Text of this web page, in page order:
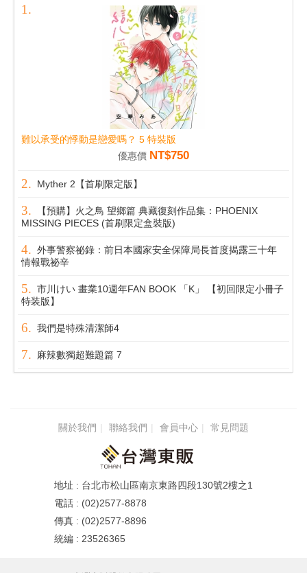
難以承受的悸動是戀愛嗎？ 5 特裝版
優惠價 NT$750
Myther 2【首刷限定版】
【預購】火之鳥 望鄉篇 典藏復刻作品集：PHOENIX
MISSING PIECES (首刷限定盒裝版)
外事警察祕錄：前日本國家安全保障局長首度揭露三十年
情報戰祕辛
市川けい 畫業10週年FAN BOOK 「K」 【初回限定小冊子
特装版】
我們是特殊清潔師4
麻辣數獨超難題篇 7
關於我們 聯絡我們 會員中心 常見問題
台北市松山區南京東路四段130號2樓之1
(02)2577-8878
(02)2577-8896
23526365